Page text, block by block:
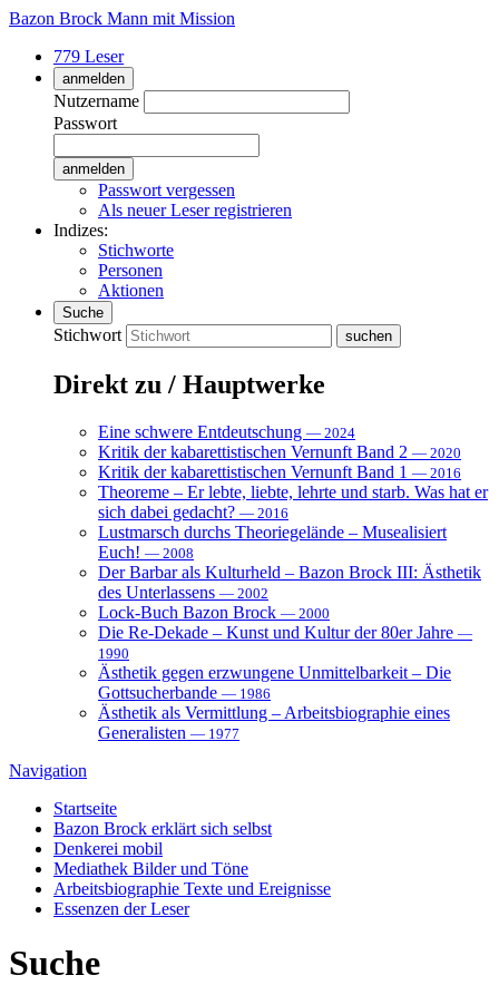
Bazon Brock Mann mit Mission
779 Leser
anmelden
Nutzername
Passwort
Passwort vergessen
Als neuer Leser registrieren
Indizes:
Stichworte
Personen
Aktionen
Suche
Stichwort
Direkt zu / Hauptwerke
Eine schwere Entdeutschung — 2024
Kritik der kabarettistischen Vernunft Band 2 — 2020
Kritik der kabarettistischen Vernunft Band 1 — 2016
Theoreme – Er lebte, liebte, lehrte und starb. Was hat er
sich dabei gedacht? — 2016
Lustmarsch durchs Theoriegelände – Musealisiert
Euch! — 2008
Der Barbar als Kulturheld – Bazon Brock III: Ästhetik
des Unterlassens — 2002
Lock-Buch Bazon Brock — 2000
Die Re-Dekade – Kunst und Kultur der 80er Jahre —
1990
Ästhetik gegen erzwungene Unmittelbarkeit – Die
Gottsucherbande — 1986
Ästhetik als Vermittlung – Arbeitsbiographie eines
Generalisten — 1977
Navigation
Startseite
Bazon Brock erklärt sich selbst
Denkerei mobil
Mediathek Bilder und Töne
Arbeitsbiographie Texte und Ereignisse
Essenzen der Leser
Suche